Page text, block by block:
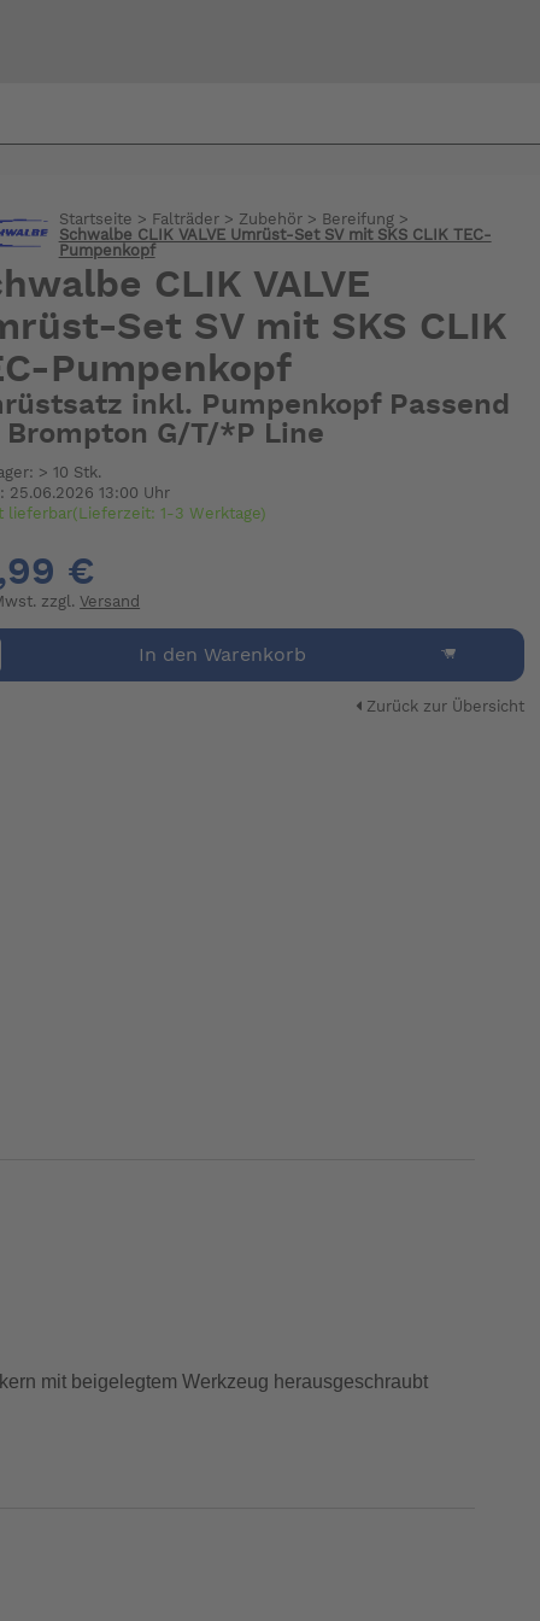
Startseite > Falträder> Zubehör> Bereifung>
Schwalbe CLIK VALVE Umrüst-Set SV mit SKS CLIK TEC-
Pumpenkopf
CLIK VALVE
Set SV mit SKS CLIK
Pumpenkopf
inkl. Pumpenkopf Passend
G/T/*P Line
> 10 Stk.
25.06.2026 13:00 Uhr
lieferbar(Lieferzeit: 1-3 Werktage)
€
zzgl. Versand
In den Warenkorb
Zurück zur Übersicht
mit beigelegtem Werkzeug herausgeschraubt